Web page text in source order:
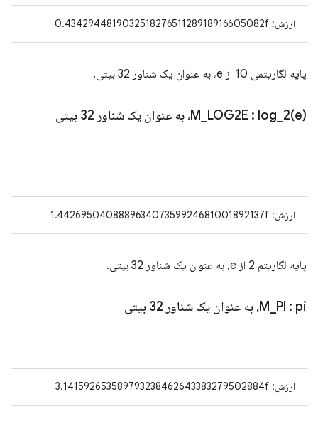
ارزش: 0.434294481903251827651128918916605082f
پایه لگاریتمی 10 از e، به عنوان یک شناور 32 بیتی.
M LOG2E : log_2(e)، به عنوان یک شناور 32 بیتی
ارزش: 1.442695040888963407359924681001892137f
پایه لگاریتم 2 از e، به عنوان یک شناور 32 بیتی.
M PI : pi، به عنوان یک شناور 32 بیتی
ارزش: 3.141592653589793238462643383279502884f